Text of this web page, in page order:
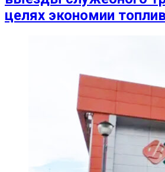
целях экономии